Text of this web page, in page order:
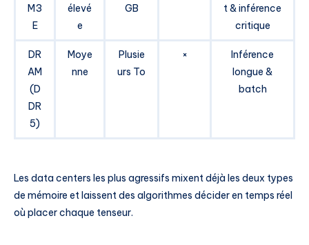
M3
E
élevé
e
GB
t & inférence
critique
DR
AM
(D
DR
5)
Moye
nne
Plusie
urs To
×
Inférence
longue &
batch
Les data centers les plus agressifs mixent déjà les deux types
de mémoire et laissent des algorithmes décider en temps réel
où placer chaque tenseur.